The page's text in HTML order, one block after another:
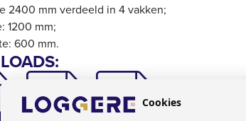
2400 mm verdeeld in 4 vakken;
1200 mm;
600 mm.
Cookies